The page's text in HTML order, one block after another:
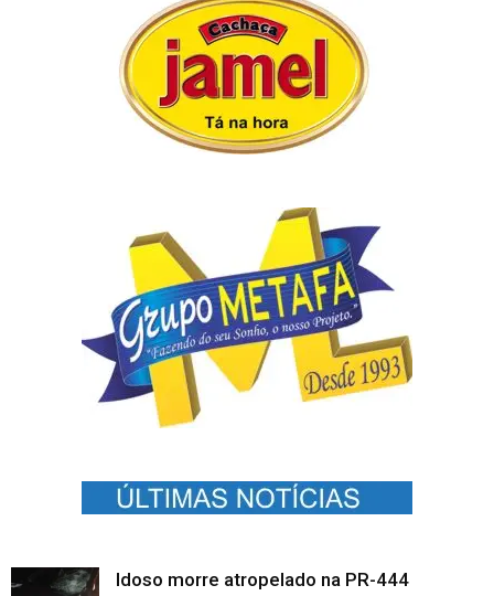
Idoso morre atropelado na PR-444